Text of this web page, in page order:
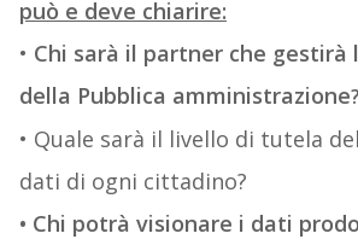
può e deve chiarire:
• Chi sarà il partner che gestirà
della Pubblica amministrazione?
• Quale sarà il livello di tutela
dati di ogni cittadino?
• Chi potrà visionare i dati